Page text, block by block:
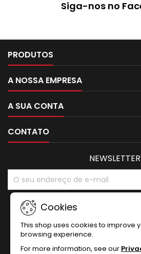
Siga-nos no
PRODUTOS
A NOSSA EMPRESA
A SUA CONTA
CONTATO
Cookies
This shop uses cookies to improve
browsing experience.
For more information, see our
NEWSLETTER